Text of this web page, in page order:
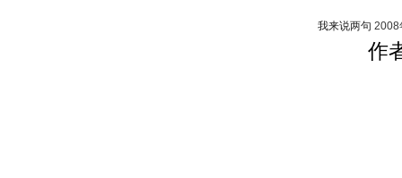
我来说两句 2008
作